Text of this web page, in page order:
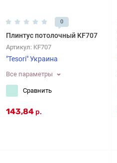
0
Плинтус потолочный KF707
Артикул: KF707
"Tesori" Украина
Все параметры
Сравнить
143,84 р.